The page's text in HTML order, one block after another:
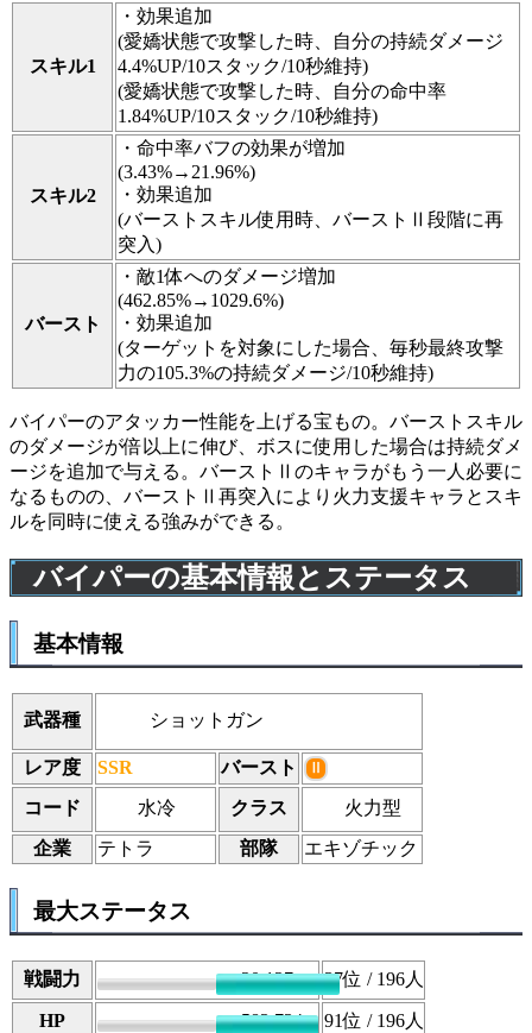
スキル1
・効果追加
(愛嬌状態で攻撃した時、自分の持続ダメージ
4.4%UP/10スタック/10秒維持)
(愛嬌状態で攻撃した時、自分の命中率
1.84%UP/10スタック/10秒維持)
スキル2
・命中率バフの効果が増加
(3.43%→21.96%)
・効果追加
(バーストスキル使用時、バーストⅡ段階に再
突入)
バースト
・敵1体へのダメージ増加
(462.85%→1029.6%)
・効果追加
(ターゲットを対象にした場合、毎秒最終攻撃
力の105.3%の持続ダメージ/10秒維持)
バイパーのアタッカー性能を上げる宝もの。バーストスキル
のダメージが倍以上に伸び、ボスに使用した場合は持続ダメ
ージを追加で与える。バーストⅡのキャラがもう一人必要に
なるものの、バーストⅡ再突入により火力支援キャラとスキ
ルを同時に使える強みができる。
バイパーの基本情報とステータス
基本情報
武器種 ショットガン
レア度 SSR バースト Ⅱ
コード 水冷 クラス 火力型
企業 テトラ 部隊 エキゾチック
最大ステータス
戦闘力 20,127 37位 / 196人
HP 583,734 91位 / 196人